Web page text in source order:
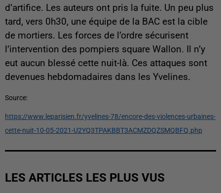
d’artifice. Les auteurs ont pris la fuite. Un peu plus
tard, vers 0h30, une équipe de la BAC est la cible
de mortiers. Les forces de l’ordre sécurisent
l’intervention des pompiers square Wallon. Il n’y
eut aucun blessé cette nuit-là. Ces attaques sont
devenues hebdomadaires dans les Yvelines.
Source:
https://www.leparisien.fr/yvelines-78/encore-des-violences-urbaines-
cette-nuit-10-05-2021-U2YQ3TPAKBBT3ACMZDQZSMQBFQ.php
LES ARTICLES LES PLUS VUS